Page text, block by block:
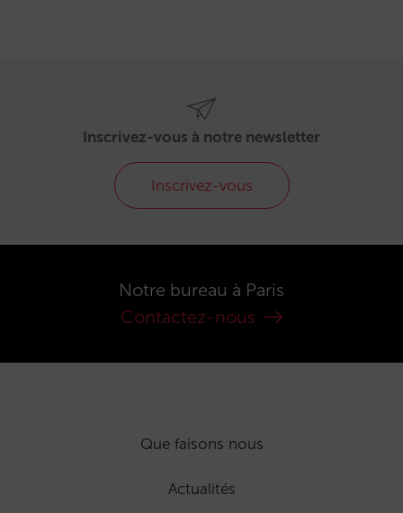
Inscrivez-vous à notre newsletter
Inscrivez-vous
Notre bureau à Paris
Contactez-nous
Que faisons nous
Actualités